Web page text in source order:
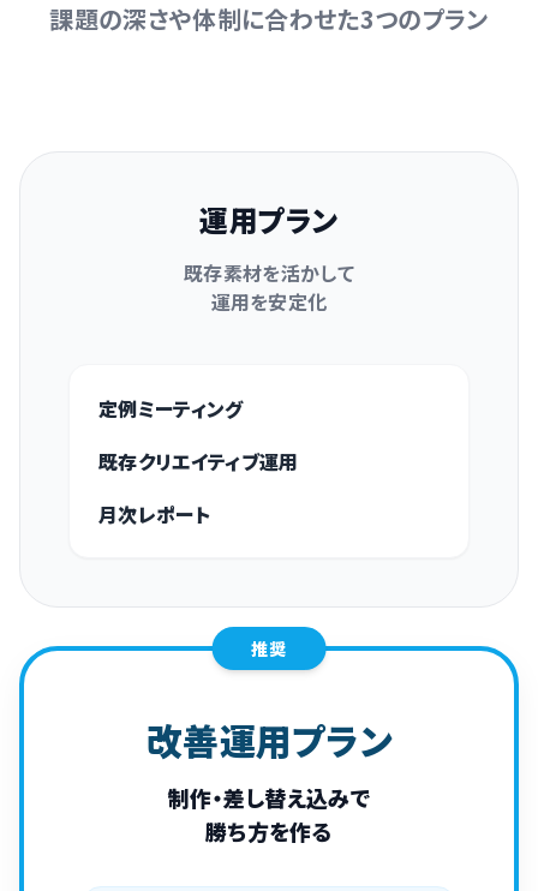
課題の深さや体制に合わせた3つのプラン
運用プラン
既存素材を活かして
運用を安定化
定例ミーティング
既存クリエイティブ運用
月次レポート
推奨
改善運用プラン
制作・差し替え込みで
勝ち方を作る